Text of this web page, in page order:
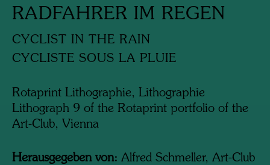
RADFAHRER IM REGEN
CYCLIST IN THE RAIN
CYCLISTE SOUS LA PLUIE
Rotaprint Lithographie, Lithographie
Lithograph 9 of the Rotaprint portfolio of the
Art-Club, Vienna
Herausgegeben von: Alfred Schmeller, Art-Club